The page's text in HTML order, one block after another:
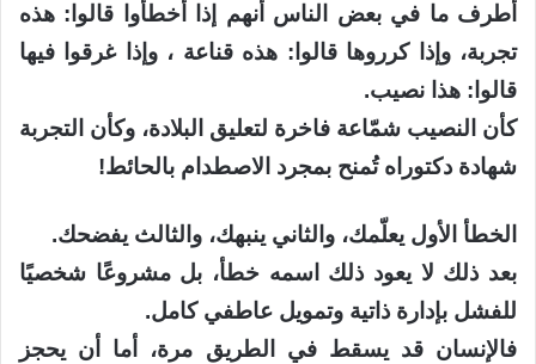
أطرف ما في بعض الناس أنهم إذا أخطأوا قالوا: هذه
تجربة، وإذا كرروها قالوا: هذه قناعة ، وإذا غرقوا فيها
قالوا: هذا نصيب.
كأن النصيب شمّاعة فاخرة لتعليق البلادة، وكأن التجربة
شهادة دكتوراه تُمنح بمجرد الاصطدام بالحائط!
الخطأ الأول يعلّمك، والثاني ينبهك، والثالث يفضحك.
بعد ذلك لا يعود ذلك اسمه خطأ، بل مشروعًا شخصيًا
للفشل بإدارة ذاتية وتمويل عاطفي كامل.
فالإنسان قد يسقط في الطريق مرة، أما أن يحجز